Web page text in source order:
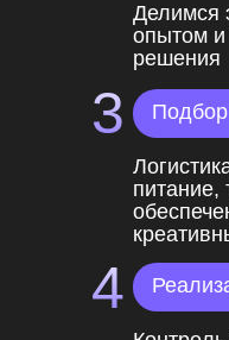
4
питание,
3
Делимся
опытом
решения